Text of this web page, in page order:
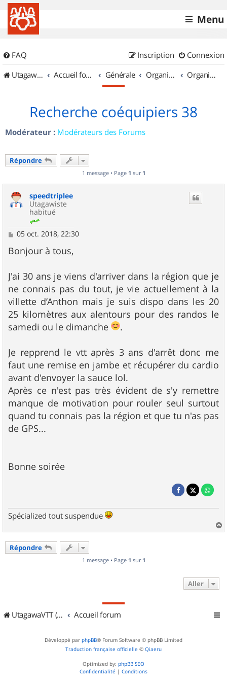
Menu
FAQ Connexion
Inscription
UtagawaVTT (Randos VTT et VTTAE avec traces GPS)
Accueil forum Générale Organisation de sorties & Recherche de partenaires Organisation de sorties en région Rhône Alpes
Recherche coéquipiers 38
Modérateur : Modérateurs des Forums
Répondre
1 message • Page 1 sur 1
speedtriplee
Utagawiste
habitué
M
s
s
g
e
05 oct. 2018, 22:30
Bonjour à tous,
J'ai 30 ans je viens d'arriver dans la région que je
ne connais pas du tout, je vie actuellement à la
villette d’Anthon mais je suis dispo dans les 20
25 kilomètres aux alentours pour des randos le
samedi ou le dimanche
.
Je repprend le vtt après 3 ans d'arrêt donc me
faut une remise en jambe et récupérer du cardio
avant d'envoyer la sauce lol.
Après ce n'est pas très évident de s'y remettre
manque de motivation pour rouler seul surtout
quand tu connais pas la région et que tu n'as pas
de GPS...
Bonne soirée
Spécialized tout suspendue
a
Répondre
1 message • Page 1 sur 1
Aller
UtagawaVTT (Randos VTT et VTTAE avec traces GPS) Accueil forum
Développé par phpBB® Forum Software © phpBB Limited
Traduction française officielle © Qiaeru
Optimized by: phpBB SEO
Confidentialité | Conditions